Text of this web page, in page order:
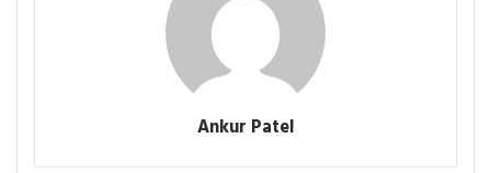
Ankur Patel